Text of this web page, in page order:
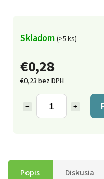
€0,28
€0,23 bez DPH
+
−
Skladom (>5 ks)
Popis Diskusia